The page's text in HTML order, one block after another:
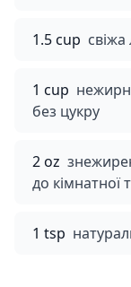
1.5 cup
1 cup
без цукру
2 oz
до кімнатної
1 tsp